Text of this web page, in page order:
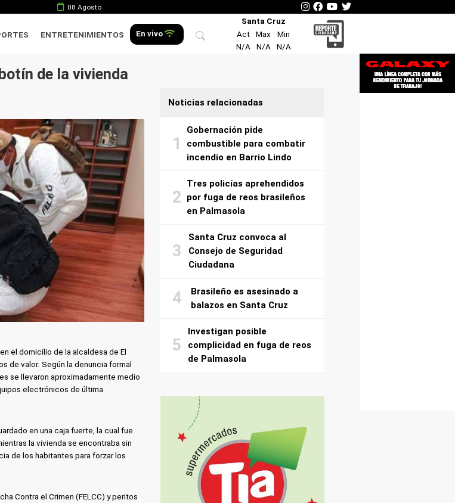
08 Agosto
ENTRETENIMIENTOS En vivo
Santa Cruz
Act
Max
Min
N/A
N/A N/A
de la vivienda
el domicilio de la alcaldesa de El
de valor. Según la denuncia formal
se llevaron aproximadamente medio
electrónicos de última
en una caja fuerte, la cual fue
la vivienda se encontraba sin
de los habitantes para forzar los
Contra el Crimen (FELCC) y peritos
Noticias relacionadas
Gobernación pide
combustible para combatir
incendio en Barrio Lindo
Tres policías aprehendidos
por fuga de reos brasileños
en Palmasola
Santa Cruz convoca al
Consejo de Seguridad
Ciudadana
Brasileño es asesinado a
balazos en Santa Cruz
Investigan posible
complicidad en fuga de reos
de Palmasola